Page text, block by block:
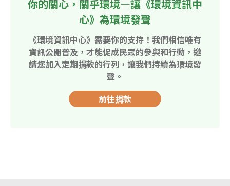
你的關心，關乎環境—讓《環境資訊中
心》為環境發聲
《環境資訊中心》需要你的支持！我們相信唯有
資訊公開普及，才能促成民眾的參與和行動，邀
請您加入定期捐款的行列，讓我們持續為環境發
聲。
前往捐款